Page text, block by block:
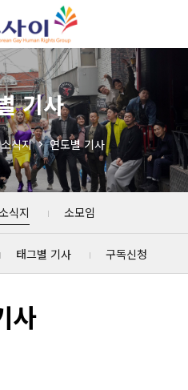
기사
소식지 연도별 기사
식지 소모임
태그별 기사 구독신청
사